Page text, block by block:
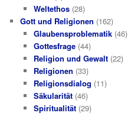
Weltethos(28)
Gott und Religionen (162)
Glaubensproblematik(46)
Gottesfrage(44)
Religion und Gewalt(22)
Religionen (33)
Religionsdialog (11)
Säkularität(46)
Spiritualität(29)